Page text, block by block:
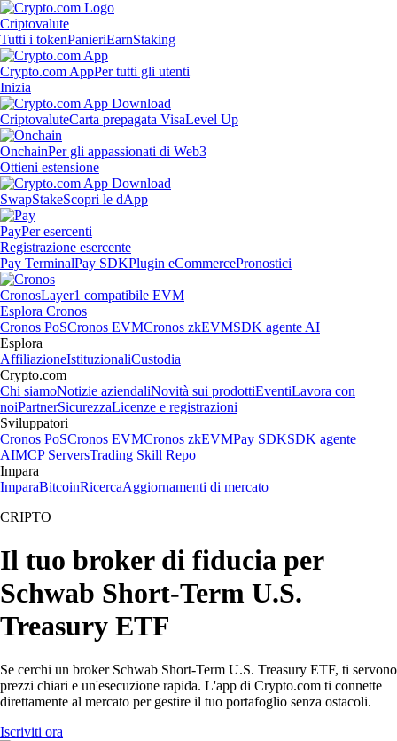
Criptovalute
Tutti i tokenPanieriEarnStaking
Crypto.com AppPer tutti gli utenti
Inizia
CriptovaluteCarta prepagata VisaLevel Up
OnchainPer gli appassionati di Web3
Ottieni estensione
SwapStakeScopri le dApp
PayPer esercenti
Registrazione esercente
Pay TerminalPay SDKPlugin eCommercePronostici
CronosLayer1 compatibile EVM
Esplora Cronos
Cronos PoSCronos EVMCronos zkEVMSDK agente AI
Esplora
AffiliazioneIstituzionaliCustodia
Crypto.com
Chi siamoNotizie aziendaliNovità sui prodottiEventiLavora con
noiPartnerSicurezzaLicenze e registrazioni
Sviluppatori
Cronos PoSCronos EVMCronos zkEVMPay SDKSDK agente
AIMCP ServersTrading Skill Repo
Impara
ImparaBitcoinRicercaAggiornamenti di mercato
CRIPTO
Il tuo broker di fiducia per
Schwab Short-Term U.S.
Treasury ETF
Se cerchi un broker Schwab Short-Term U.S. Treasury ETF, ti servono
prezzi chiari e un'esecuzione rapida. L'app di Crypto.com ti connette
direttamente al mercato per gestire il tuo portafoglio senza ostacoli.
Iscriviti ora